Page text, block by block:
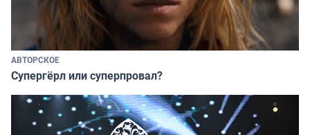
АВТОРСКОЕ
Супергёрл или суперпровал?